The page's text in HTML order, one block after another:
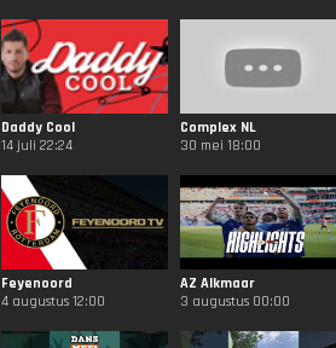
Daddy Cool
14 juli 22:24
Complex NL
30 mei 18:00
Feyenoord
4 augustus 12:00
AZ Alkmaar
3 augustus 00:00